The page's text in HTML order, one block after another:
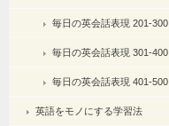
毎日の英会話表現 201-300
毎日の英会話表現 301-400
毎日の英会話表現 401-500
英語をモノにする学習法